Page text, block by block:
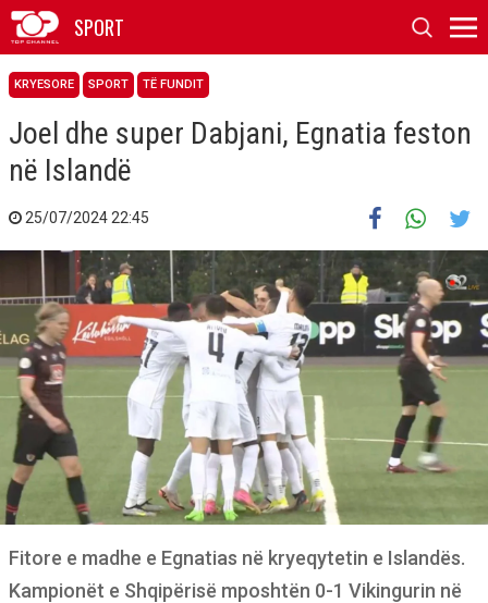
SPORT
KRYESORE SPORT TË FUNDIT
Joel dhe super Dabjani, Egnatia feston
në Islandë
25/07/2024 22:45
Fitore e madhe e Egnatias në kryeqytetin e Islandës.
Kampionët e Shqipërisë mposhtën 0-1 Vikingurin në